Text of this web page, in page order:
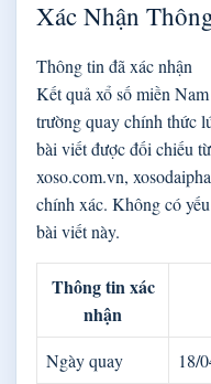
Xác Nhận
Thông tin đã xác nhận
Kết quả xổ số miền
trường quay chính thức
bài viết được đối chiếu
xoso.com.vn,
chính xác. Không có
bài viết này.
Thông tin xác
nhận
Ngày quay 18/